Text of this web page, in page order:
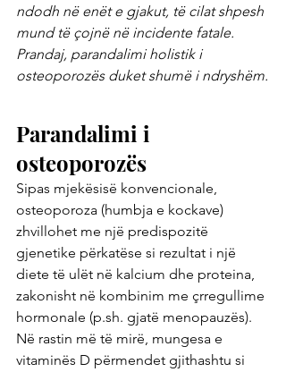
ndodh në enët e gjakut, të cilat shpesh
mund të çojnë në incidente fatale.
Prandaj, parandalimi holistik i
osteoporozës duket shumë i ndryshëm.
Parandalimi i
osteoporozës
Sipas mjekësisë konvencionale,
osteoporoza (humbja e kockave)
zhvillohet me një predispozitë
gjenetike përkatëse si rezultat i një
diete të ulët në kalcium dhe proteina,
zakonisht në kombinim me çrregullime
hormonale (p.sh. gjatë menopauzës).
Në rastin më të mirë, mungesa e
vitaminës D përmendet gjithashtu si